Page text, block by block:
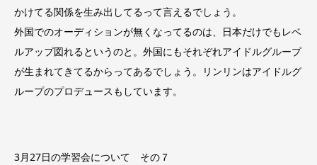
かけてる関係を生み出してるって言えるでしょう。
外国でのオーディションが無くなってるのは、日本だけでもレベ
ルアップ図れるというのと。外国にもそれぞれアイドルグループ
が生まれてきてるからってあるでしょう。リンリンはアイドルグ
ループのプロデュースもしています。
3月27日の学習会について その７